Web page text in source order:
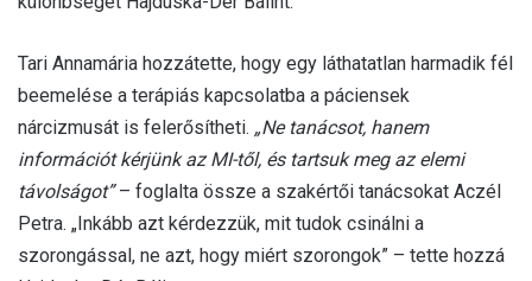
Tari Annamária hozzátette, hogy egy láthatatlan harmadik fél
beemelése a terápiás kapcsolatba a páciensek
nárcizmusát is felerősítheti. „Ne tanácsot, hanem
információt kérjünk az MI-től, és tartsuk meg az elemi
távolságot”– foglalta össze a szakértői tanácsokat Aczél
Petra. „Inkább azt kérdezzük, mit tudok csinálni a
szorongással, ne azt, hogy miért szorongok” – tette hozzá